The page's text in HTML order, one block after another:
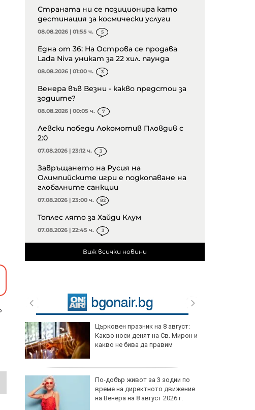
Страната ни се позиционира като
дестинация за космически услуги
08.08.2026 | 01:55 ч. 5
Една от 36: На Острова се продава
Lada Niva уникат за 22 хил. паунда
08.08.2026 | 01:00 ч. 3
Венера във Везни - какво предстои за
зодиите?
08.08.2026 | 00:05 ч. 7
Левски победи Локомотив Пловдив с
2:0
07.08.2026 | 23:12 ч. 3
Завръщането на Русия на
Олимпийските игри е подкопаване на
глобалните санкции
07.08.2026 | 23:00 ч. 82
Топлес лято за Хайди Клум
07.08.2026 | 22:45 ч. 3
Виж всички новини
Църковен празник на 8 август:
Какво носи денят на Св. Мирон и
какво не бива да правим
По-добър живот за 3 зодии по
време на директното движение
на Венера на 8 август 2026 г.